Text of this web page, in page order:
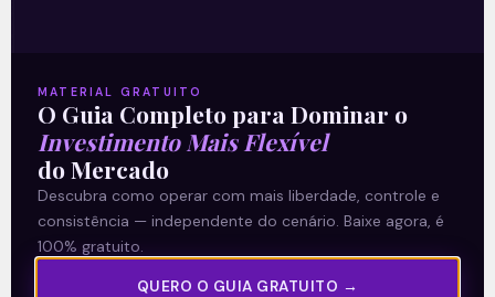
Ouvindo o que o Copom não
disse
A reunião do Comitê de Política Monetária
(Copom) encerrada na quarta-feira (5)
confirmou as expectativas quase
unânimes dos investidores e reduziu a taxa
MATERIAL GRATUITO
O Guia Completo para Dominar o
Investimento Mais Flexível
do Mercado
Descubra como operar com mais liberdade, controle e
consistência — independente do cenário. Baixe agora, é
100% gratuito.
QUERO O GUIA GRATUITO →